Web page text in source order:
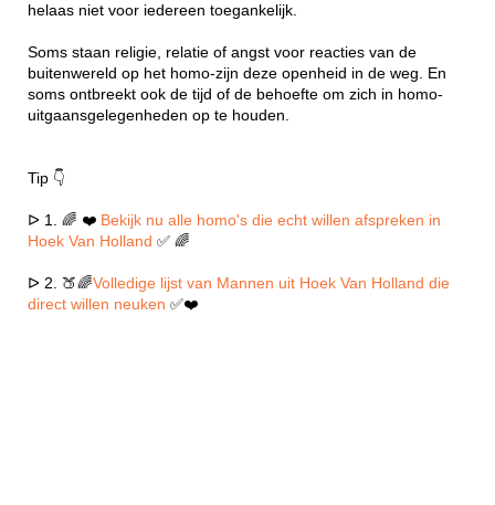
helaas niet voor iedereen toegankelijk.
Soms staan religie, relatie of angst voor reacties van de
buitenwereld op het homo-zijn deze openheid in de weg. En
soms ontbreekt ook de tijd of de behoefte om zich in homo-
uitgaansgelegenheden op te houden.
Tip 👇
ᐅ 1. 🌈 ❤️ Bekijk nu alle homo's die echt willen afspreken in
Hoek Van Holland ✅ 🌈
ᐅ 2. 🍑🌈Volledige lijst van Mannen uit Hoek Van Holland die
direct willen neuken ✅❤️